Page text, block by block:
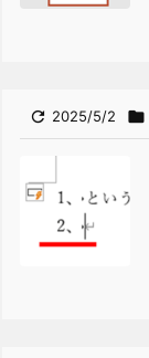
 2025/5/2 